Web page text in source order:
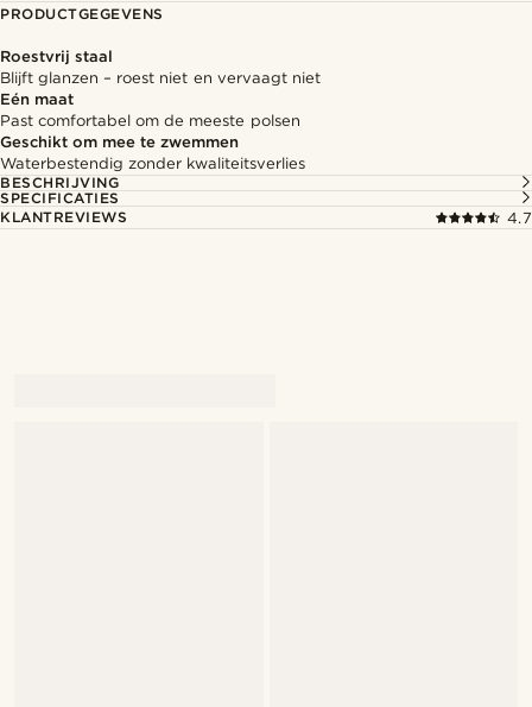
PRODUCTGEGEVENS
Roestvrij staal
Blijft glanzen – roest niet en vervaagt niet
Eén maat
Past comfortabel om de meeste polsen
Geschikt om mee te zwemmen
Waterbestendig zonder kwaliteitsverlies
BESCHRIJVING
SPECIFICATIES
KLANTREVIEWS
4.7